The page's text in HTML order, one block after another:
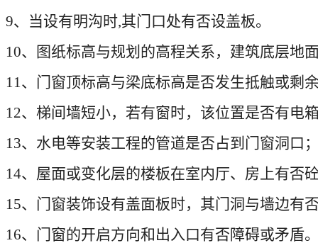
9、当设有明沟时,其门口处有否设盖板。
10、图纸标高与规划的高程关系，建筑底层地
11、门窗顶标高与梁底标高是否发生抵触或剩
12、梯间墙短小，若有窗时，该位置是否有电
13、水电等安装工程的管道是否占到门窗洞口
14、屋面或变化层的楼板在室内厅、房上有否
15、门窗装饰设有盖面板时，其门洞与墙边有
16、门窗的开启方向和出入口有否障碍或矛盾